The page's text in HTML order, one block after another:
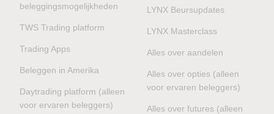
beleggingsmogelijkheden
TWS Trading platform
Trading Apps
Beleggen in Amerika
Daytrading platform (alleen
voor ervaren beleggers)
LYNX Beursupdates
LYNX Masterclass
Alles over aandelen
Alles over opties (alleen
voor ervaren beleggers)
Alles over futures (alleen